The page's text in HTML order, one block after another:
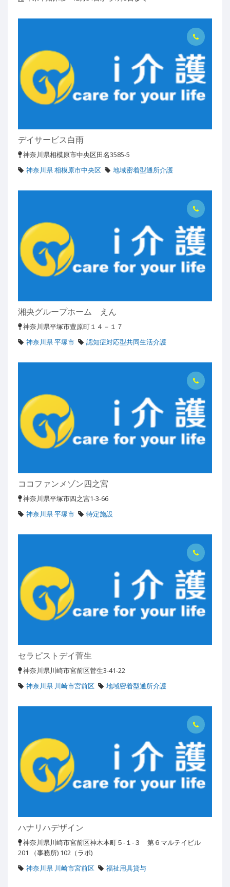
デイサービス白雨
神奈川県相模原市中央区田名3585-5
神奈川県 相模原市中央区
地域密着型通所介護
湘央グループホーム えん
神奈川県平塚市豊原町１４－１７
神奈川県 平塚市
認知症対応型共同生活介護
ココファンメゾン四之宮
神奈川県平塚市四之宮1-3-66
神奈川県 平塚市
特定施設
セラピストデイ菅生
神奈川県川崎市宮前区菅生3-41-22
神奈川県 川崎市宮前区
地域密着型通所介護
ハナリハデザイン
神奈川県川崎市宮前区神木本町５-１-３ 第６マルテイビル
201 （事務所) 102（ラボ)
神奈川県 川崎市宮前区
福祉用具貸与